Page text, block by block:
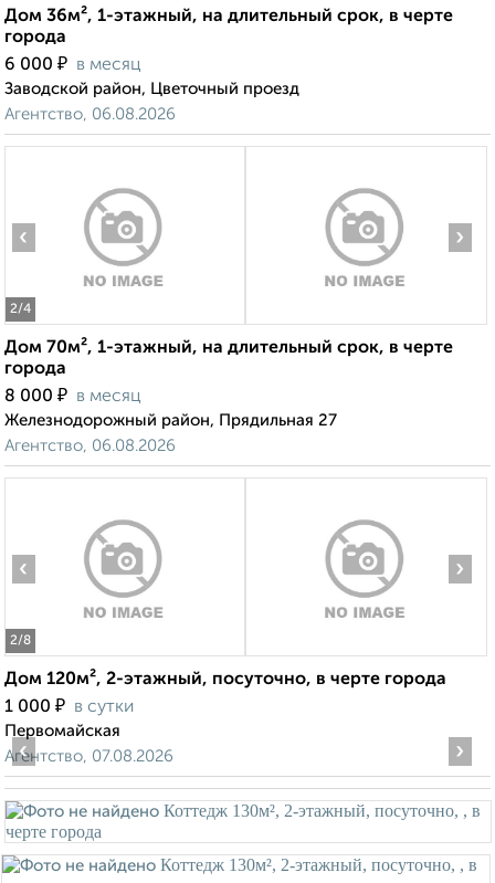
Дом 36м², 1-этажный, на длительный срок, в черте
города
6 000 ₽ в месяц
Заводской район, Цветочный проезд
Агентство, 06.08.2026
2/4
‹ ›
Дом 70м², 1-этажный, на длительный срок, в черте
города
8 000 ₽ в месяц
Железнодорожный район, Прядильная 27
Агентство, 06.08.2026
2/8
‹ ›
Дом 120м², 2-этажный, посуточно, в черте города
1 000 ₽ в сутки
Первомайская
Агентство, 07.08.2026
‹ ›